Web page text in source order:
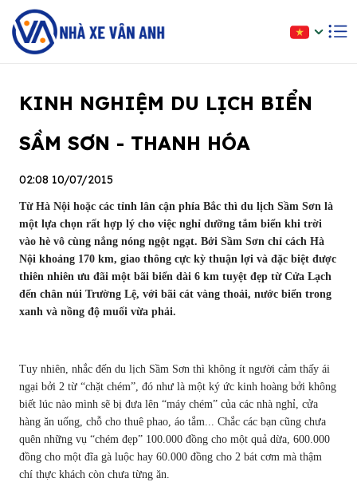
KINH NGHIỆM DU LỊCH BIỂN
SẦM SƠN - THANH HÓA
02:08 10/07/2015
Từ Hà Nội hoặc các tỉnh lân cận phía Bắc thì du lịch Sầm Sơn là
một lựa chọn rất hợp lý cho việc nghỉ dưỡng tắm biển khi trời
vào hè vô cùng nắng nóng ngột ngạt. Bởi Sầm Sơn chỉ cách Hà
Nội khoảng 170 km, giao thông cực kỳ thuận lợi và đặc biệt được
thiên nhiên ưu đãi một bãi biển dài 6 km tuyệt đẹp từ Cửa Lạch
đến chân núi Trường Lệ, với bãi cát vàng thoải, nước biển trong
xanh và nồng độ muối vừa phải.
Tuy nhiên, nhắc đến du lịch Sầm Sơn thì không ít người cảm thấy ái
ngại bởi 2 từ “chặt chém”, đó như là một ký ức kinh hoàng bởi không
biết lúc nào mình sẽ bị đưa lên “máy chém” của các nhà nghỉ, cửa
hàng ăn uống, chỗ cho thuê phao, áo tắm... Chắc các bạn cũng chưa
quên những vụ “chém đẹp” 100.000 đồng cho một quả dừa, 600.000
đồng cho một đĩa gà luộc hay 60.000 đồng cho 2 bát cơm mà thậm
chí thực khách còn chưa từng ăn.